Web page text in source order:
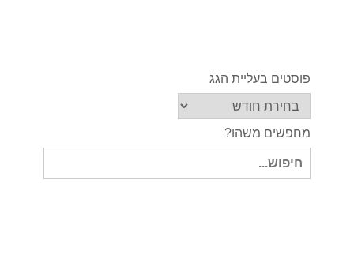
פוסטים בעליית הגג
מחפשים משהו?
חיפוש
עבור: